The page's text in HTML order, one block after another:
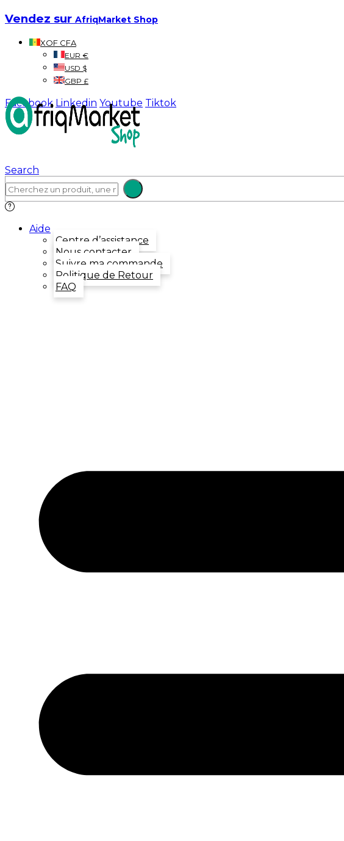
Vendez sur AfriqMarket Shop
XOF CFA
EUR €
USD $
GBP £
Facebook Linkedin Youtube Tiktok
Search
Aide
Centre d’assistance
Nous contacter
Suivre ma commande
Politique de Retour
FAQ